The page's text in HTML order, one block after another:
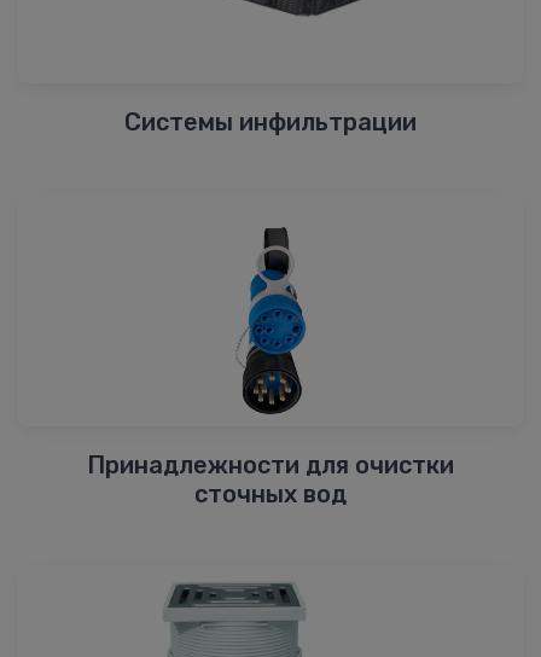
Системы инфильтрации
Принадлежности для очистки
сточных вод